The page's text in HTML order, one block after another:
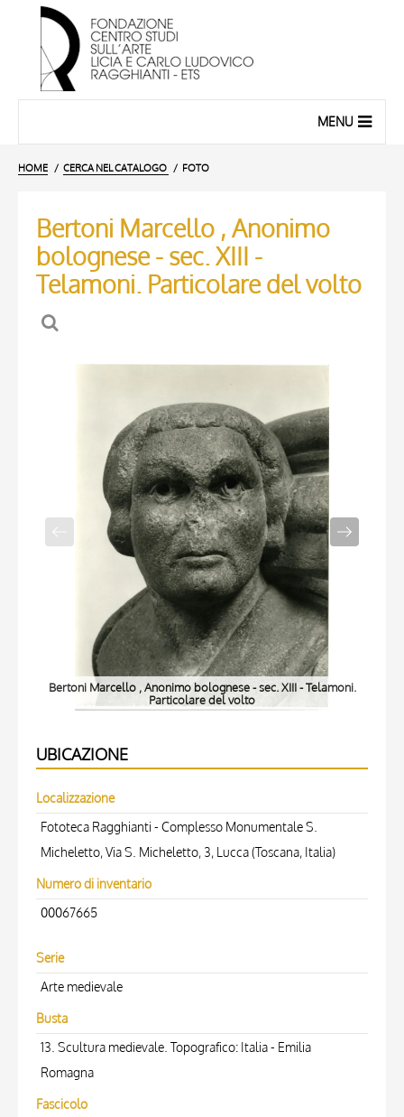
MENU
HOME CERCA NEL CATALOGO FOTO
Bertoni Marcello , Anonimo
bolognese - sec. XIII -
Telamoni. Particolare del volto
Bertoni Marcello , Anonimo bolognese - sec. XIII - Telamoni.
Particolare del volto
UBICAZIONE
Localizzazione
Fototeca Ragghianti - Complesso Monumentale S.
Micheletto, Via S. Micheletto, 3, Lucca (Toscana, Italia)
Numero di inventario
00067665
Serie
Arte medievale
Busta
13. Scultura medievale. Topografico: Italia - Emilia
Romagna
Fascicolo